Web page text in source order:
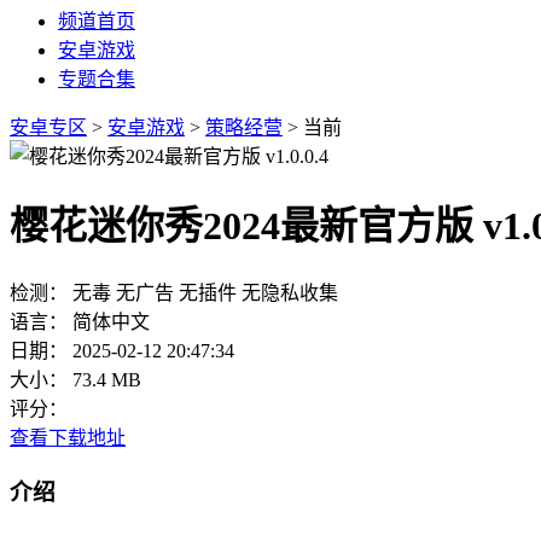
频道首页
安卓游戏
专题合集
安卓专区 > 安卓游戏 > 策略经营 > 当前
樱花迷你秀2024最新官方版
检测： 无毒 无广告 无插件 无隐私收集
语言：
简体中文
日期：
2025-02-12 20:47:34
大小：
73.4 MB
评分：
查看下载地址
介绍